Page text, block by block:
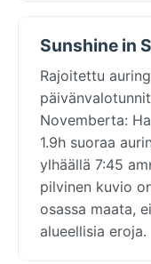
Sunshine in
Rajoitettu
Novemberta:
1.9h suoraa
ylhäällä 7:45
pilvinen kuvio
osassa maata,
alueellisia eroja.